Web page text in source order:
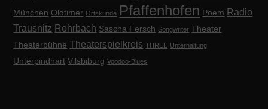
München Oldtimer Ortskunde Pfaffenhofen Poem Radio
Trausnitz Rohrbach Sascha Fersch Songwriter Theater
Theaterbühne Theaterspielkreis THREE Unterhaltung
Unterpindhart Vilsbiburg Voodoo-Blues